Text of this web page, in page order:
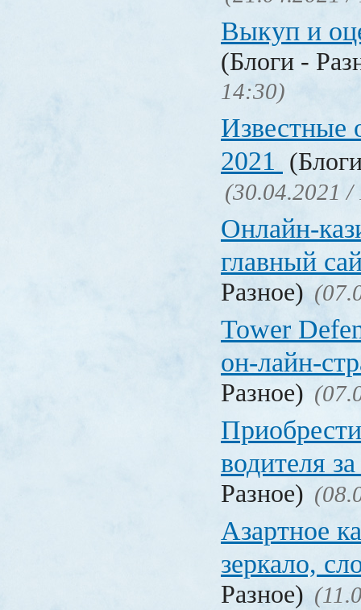
Выкуп и
(Блоги -
14:30)
Известные
2021
(30.04.2021 /
Онлайн-
главный
Разное)
Tower
он-лайн-
Разное)
водителя
Разное)
Азартное
зеркало,
Разное)